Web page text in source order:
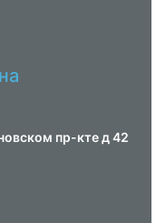
пр-кте д 42